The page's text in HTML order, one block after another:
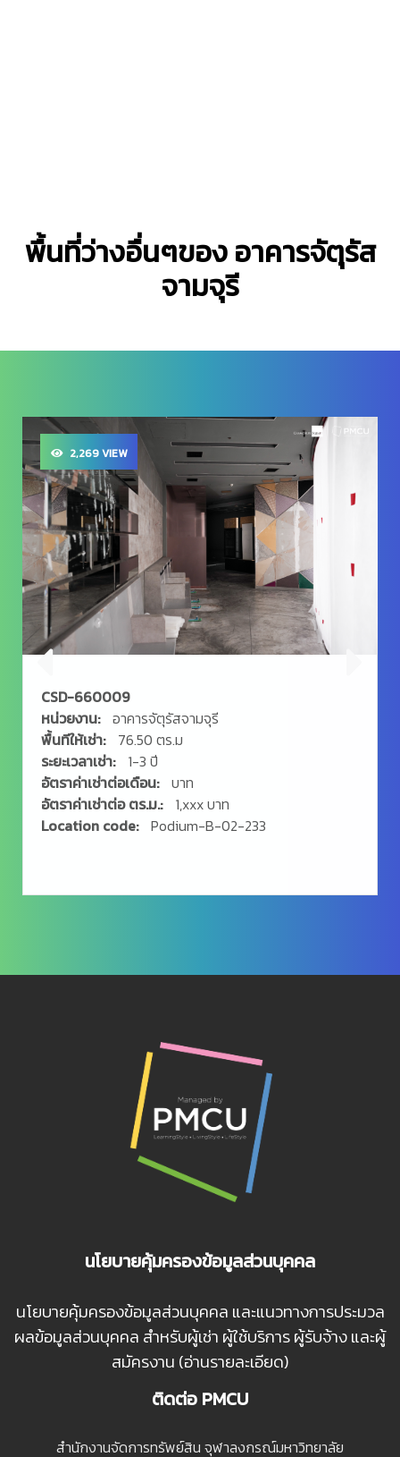
พื้นที่ว่างอื่นๆของ อาคารจัตุรัส
จามจุรี
2,269 VIEW
CSD-660009
หน่วยงาน: อาคารจัตุรัสจามจุรี
พื้นทีให้เช่า:
76.50 ตร.ม
ระยะเวลาเช่า:
1-3 ปี
อัตราค่าเช่าต่อเดือน: บาท
อัตราค่าเช่าต่อ ตร.ม.:
1,xxx บาท
Location code: Podium-B-02-233
นโยบายคุ้มครองข้อมูลส่วนบุคคล
นโยบายคุ้มครองข้อมูลส่วนบุคคล และแนวทางการประมวล
ผลข้อมูลส่วนบุคคล สำหรับผู้เช่า ผู้ใช้บริการ ผู้รับจ้าง และผู้
สมัครงาน (อ่านรายละเอียด)
ติดต่อ PMCU
สํานักงานจัดการทรัพย์สิน จุฬาลงกรณ์มหาวิทยาลัย